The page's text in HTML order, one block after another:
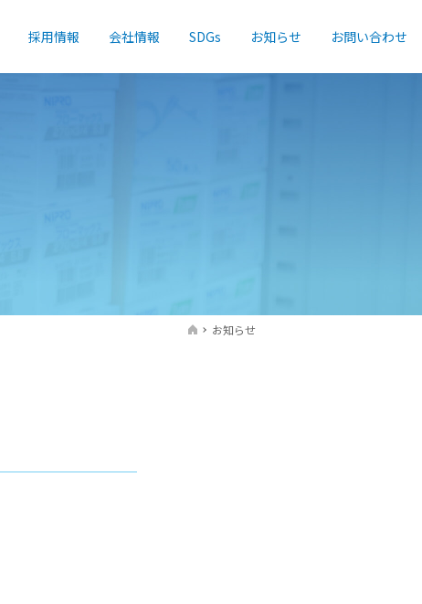
採用情報 会社情報 SDGs お知らせ お問い合わせ
お知らせ